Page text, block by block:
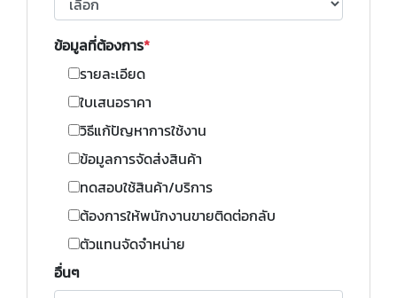
ข้อมูลที่ต้องการ
รายละเอียด
ใบเสนอราคา
วิธีแก้ปัญหาการใช้งาน
ข้อมูลการจัดส่งสินค้า
ทดสอบใช้สินค้า/บริการ
ต้องการให้พนักงานขายติดต่อกลับ
ตัวแทนจัดจำหน่าย
อื่นๆ